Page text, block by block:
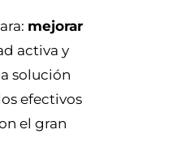
mejorar
activa y
solución
efectivos
el gran